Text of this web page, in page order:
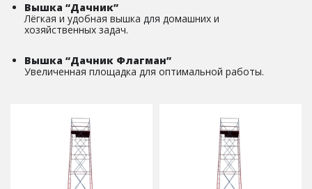
Вышка “Дачник”
Лёгкая и удобная вышка для домашних и
хозяйственных задач.
Вышка “Дачник Флагман”
Увеличенная площадка для оптимальной работы.